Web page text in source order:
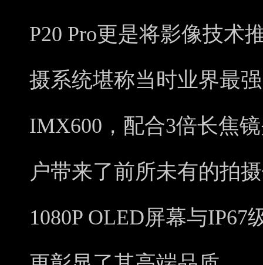
P20 Pro更是将影像技术
摄系统堪称当时业界最
IMX600，配合3倍长焦
户带来了前所未有的拍
1080P OLED屏幕与